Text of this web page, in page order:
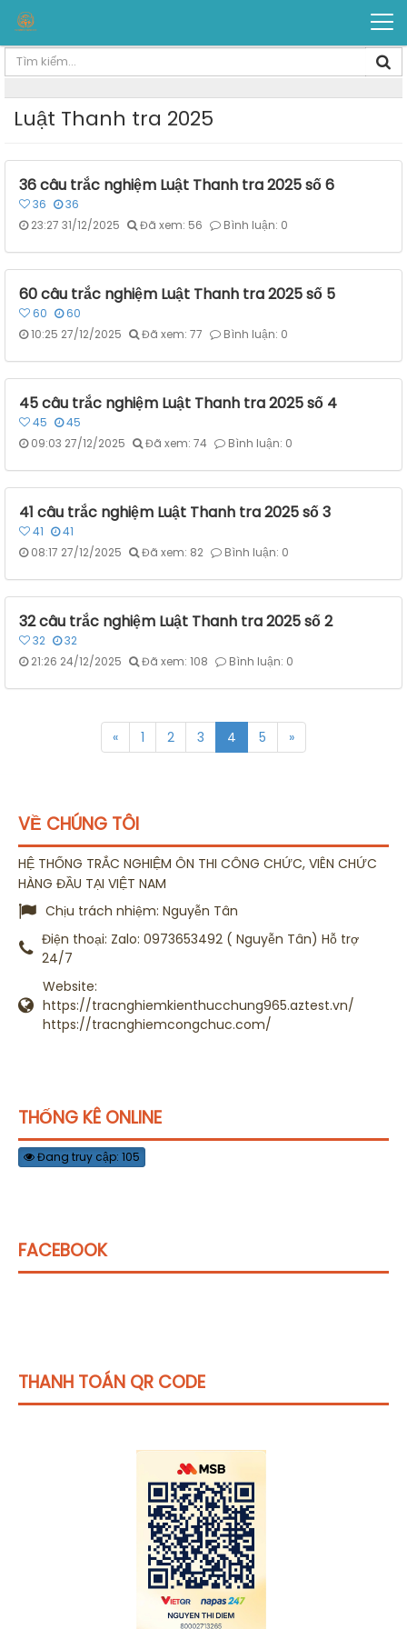
Luật Thanh tra 2025
36 câu trắc nghiệm Luật Thanh tra 2025 số 6
36
36
23:27 31/12/2025
Đã xem: 56 Bình luận: 0
60 câu trắc nghiệm Luật Thanh tra 2025 số 5
60
60
10:25 27/12/2025
Đã xem: 77 Bình luận: 0
45 câu trắc nghiệm Luật Thanh tra 2025 số 4
45
45
09:03 27/12/2025
Đã xem: 74 Bình luận: 0
41 câu trắc nghiệm Luật Thanh tra 2025 số 3
41
41
08:17 27/12/2025
Đã xem: 82 Bình luận: 0
32 câu trắc nghiệm Luật Thanh tra 2025 số 2
32
32
21:26 24/12/2025
Đã xem: 108 Bình luận: 0
« 1 2 3 4 5 »
VỀ CHÚNG TÔI
HỆ THỐNG TRẮC NGHIỆM ÔN THI CÔNG CHỨC, VIÊN CHỨC
HÀNG ĐẦU TẠI VIỆT NAM
Chịu trách nhiệm: Nguyễn Tân
Điện thoại: Zalo: 0973653492 ( Nguyễn Tân) Hỗ trợ
24/7
Website:
https://tracnghiemkienthucchung965.aztest.vn/
https://tracnghiemcongchuc.com/
THỐNG KÊ ONLINE
Đang truy cập: 105
FACEBOOK
THANH TOÁN QR CODE